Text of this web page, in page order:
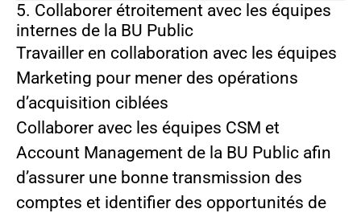
5. Collaborer étroitement avec les équipes
internes de la BU Public
Travailler en collaboration avec les équipes
Marketing pour mener des opérations
d’acquisition ciblées
Collaborer avec les équipes CSM et
Account Management de la BU Public afin
d’assurer une bonne transmission des
comptes et identifier des opportunités de